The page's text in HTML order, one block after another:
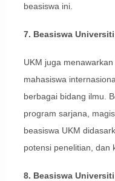
beasiswa ini.
7. Beasiswa
UKM juga
mahasiswa
berbagai bidang ilmu.
program sarjana,
beasiswa UKM
potensi penelitian, dan
8. Beasiswa